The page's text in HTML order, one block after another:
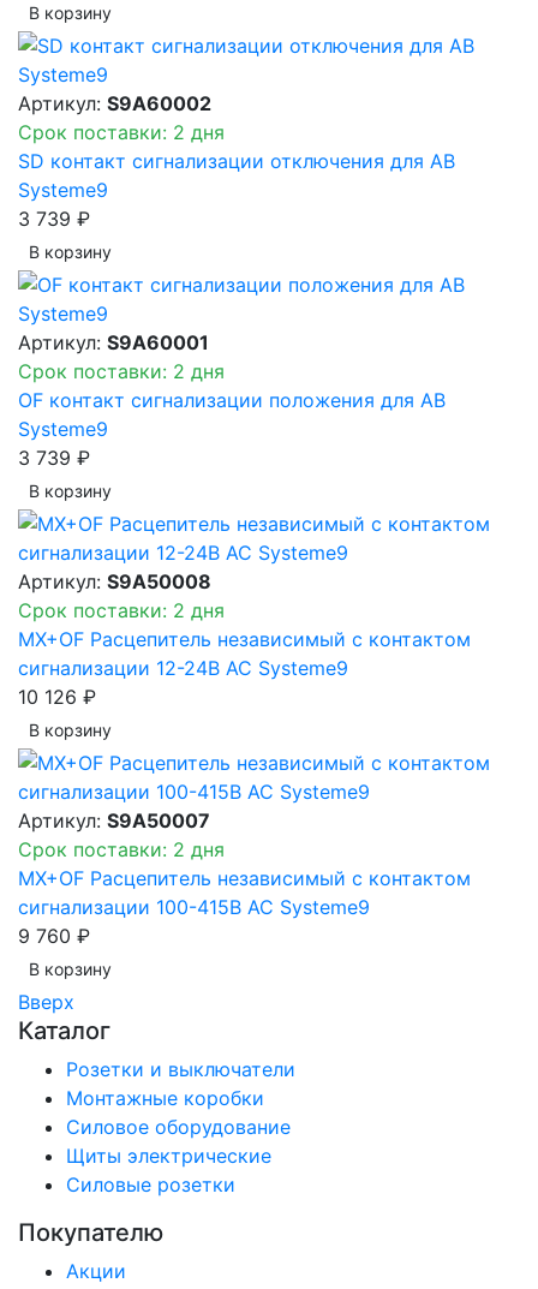
В корзинy
Артикул: S9A60002
Срок поставки: 2 дня
SD контакт сигнализации отключения для АВ
Systeme9
3 739 ₽
В корзинy
Артикул: S9A60001
Срок поставки: 2 дня
OF контакт сигнализации положения для АВ
Systeme9
3 739 ₽
В корзинy
Артикул: S9A50008
Срок поставки: 2 дня
MX+OF Расцепитель независимый с контактом
сигнализации 12-24В AC Systeme9
10 126 ₽
В корзинy
Артикул: S9A50007
Срок поставки: 2 дня
MX+OF Расцепитель независимый с контактом
сигнализации 100-415В AC Systeme9
9 760 ₽
В корзинy
Вверх
Каталог
Розетки и выключатели
Монтажные коробки
Силовое оборудование
Щиты электрические
Силовые розетки
Покупателю
Акции